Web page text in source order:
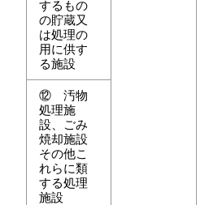
するもの
の貯蔵又
は処理の
用に供す
る施設
⑫ 汚物
処理施
設、ごみ
焼却施設
その他こ
れらに類
する処理
施設